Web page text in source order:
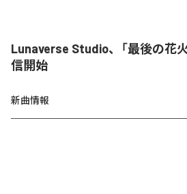
Lunaverse Studio、「最後の花
信開始
新曲情報